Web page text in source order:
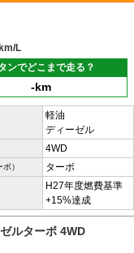
L
ンでどこまで走る？
-km
軽油
ディーゼル
4WD
） ターボ
H27年度燃費基準
+15%達成
ルターボ 4WD